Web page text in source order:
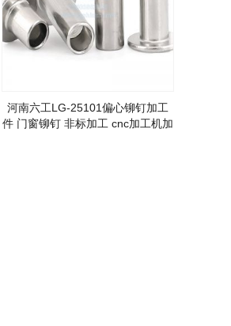
河南六工LG-25101偏心铆钉加工
件 门窗铆钉 非标加工 cnc加工机加